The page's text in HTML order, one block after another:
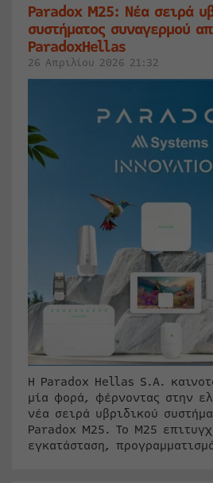
Paradox M25: Νέα σειρά
συστήματος συναγερμού
ParadoxHellas
26 Απριλίου 2026 21:32
Η Paradox Hellas S.A.
μία φορά, φέρνοντας στην
νέα σειρά υβριδικού
Paradox M25. Το Μ25
εγκατάσταση,